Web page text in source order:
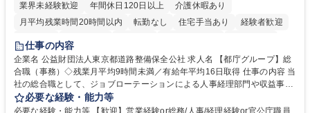
業界未経験歓迎
年間休日120日以上
介護休暇あり
月平均残業時間20時間以内
転勤なし 住宅手当あり
経験者歓迎
研修あり
退職金あり
駅近5分以内
資格取得手当あり 食事補助あり
仕事の内容
企業名 公益財団法人東京都道路整備保全公社 求人名 【都庁グループ】総
合職（事務）◇残業月平均9時間未満／有給年平均16日取得 仕事の内容 当
社の総合職として、ジョブローテーションによる人事経理部門や収益事業
等のフロント部門の部署等幅広い部署での業務をお任せいたします。研修
制度やキャリア支援が充実しております！ ※下記業務詳細 【業務詳細】■
必要な経験・能力等
必要な経験・能力等 【歓迎】営業経験or総務/人事/経理経験or官公庁職員